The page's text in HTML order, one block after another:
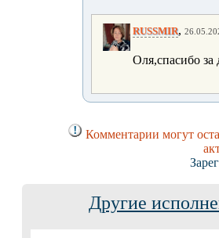
RUSSMIR,
Оля,спасибо
Комментарии могут
Другие